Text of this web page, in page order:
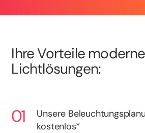
Ihre Vorteile
Lichtlösungen:
Unsere
kostenlos*